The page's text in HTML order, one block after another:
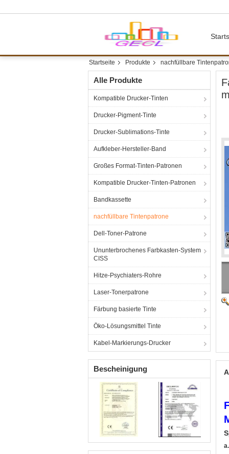
Startseite Produkte nachfüllbare
Alle Produkte
Kompatible Drucker-Tinten
Drucker-Pigment-Tinte
Drucker-Sublimations-Tinte
Aufkleber-Hersteller-Band
Großes Format-Tinten-Patronen
Kompatible Drucker-Tinten-Patronen
Bandkassette
nachfüllbare Tintenpatrone
Dell-Toner-Patrone
Ununterbrochenes Farbkasten-System
CISS
Hitze-Psychiaters-Rohre
Laser-Tonerpatrone
Färbung basierte Tinte
Öko-Lösungsmittel Tinte
Kabel-Markierungs-Drucker
Bescheinigung